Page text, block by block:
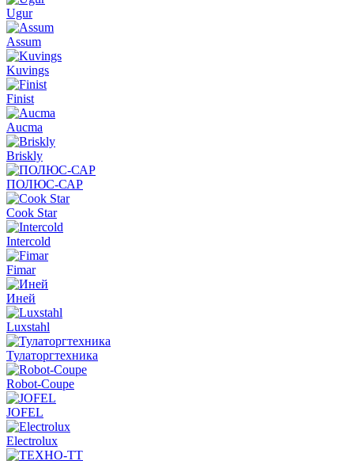
Ugur
Assum
Kuvings
Finist
Aucma
Briskly
ПОЛЮС-САР
Cook Star
Intercold
Fimar
Иней
Luxstahl
Тулаторгтехника
Robot-Coupe
JOFEL
Electrolux